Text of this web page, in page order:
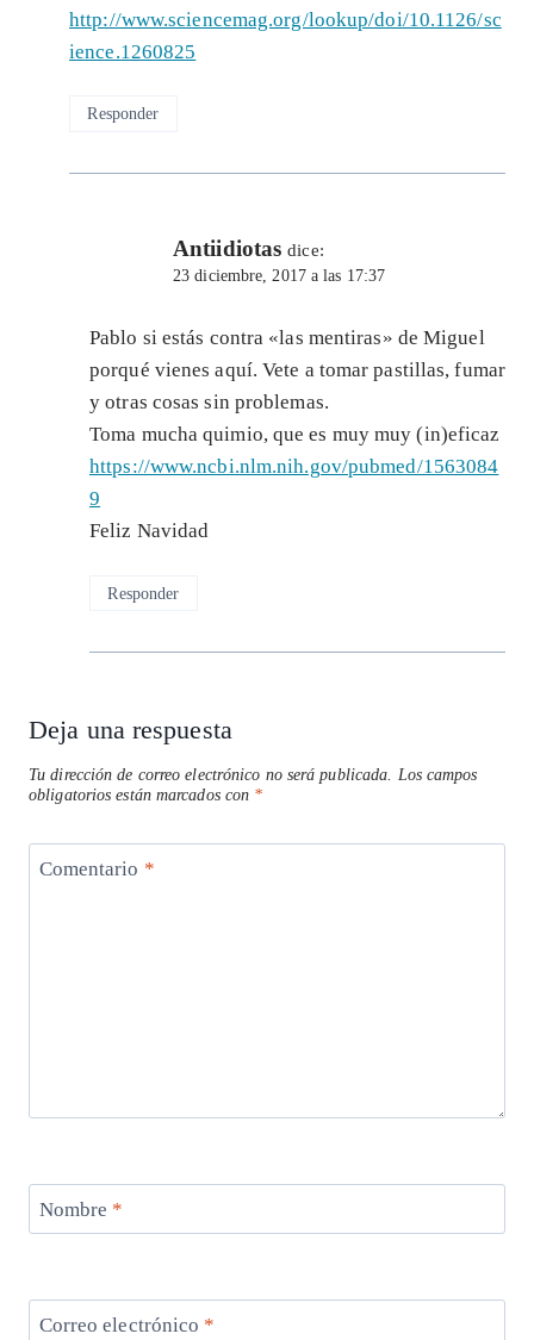
http://www.sciencemag.org/lookup/doi/10.1126/sc
ience.1260825
Responder
Antiidiotas dice:
23 diciembre, 2017 a las 17:37
Pablo si estás contra «las mentiras» de Miguel
porqué vienes aquí. Vete a tomar pastillas, fumar
y otras cosas sin problemas.
Toma mucha quimio, que es muy muy (in)eficaz
https://www.ncbi.nlm.nih.gov/pubmed/1563084
9
Feliz Navidad
Responder
Deja una respuesta
Tu dirección de correo electrónico no será publicada.
Los campos
obligatorios están marcados con *
Comentario *
Nombre *
Correo electrónico *